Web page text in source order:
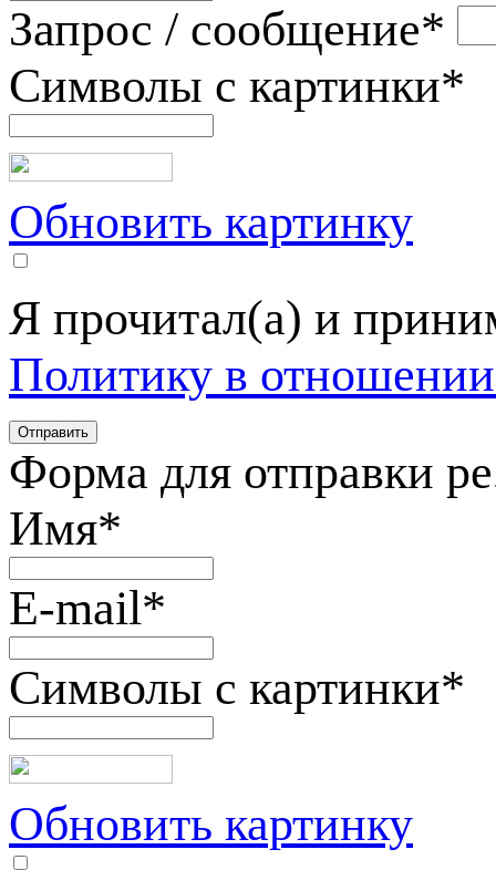
Запрос / сообщение*
Символы с картинки*
Обновить картинку
Я прочитал(а) и
Политику в
Форма для отправки
Имя*
E-mail*
Символы с картинки*
Обновить картинку